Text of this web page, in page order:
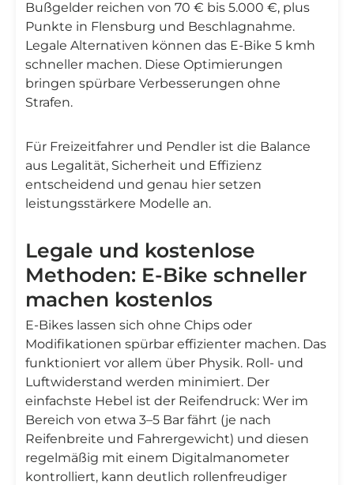
Bußgelder reichen von 70 € bis 5.000 €, plus
Punkte in Flensburg und Beschlagnahme.
Legale Alternativen können das E-Bike 5 kmh
schneller machen. Diese Optimierungen
bringen spürbare Verbesserungen ohne
Strafen.
Für Freizeitfahrer und Pendler ist die Balance
aus Legalität, Sicherheit und Effizienz
entscheidend und genau hier setzen
leistungsstärkere Modelle an.
Legale und kostenlose
Methoden: E-Bike schneller
machen kostenlos
E‑Bikes lassen sich ohne Chips oder
Modifikationen spürbar effizienter machen. Das
funktioniert vor allem über Physik. Roll‑ und
Luftwiderstand werden minimiert. Der
einfachste Hebel ist der Reifendruck: Wer im
Bereich von etwa 3–5 Bar fährt (je nach
Reifenbreite und Fahrergewicht) und diesen
regelmäßig mit einem Digitalmanometer
kontrolliert, kann deutlich rollenfreudiger